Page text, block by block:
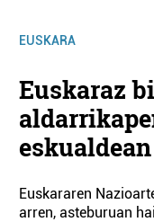
EUSKARA
Euskaraz
eskualdean
Euskararen
arren, asteburuan